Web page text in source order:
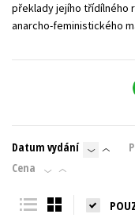
překlady jejího třídílného
anarcho-feministického
Datum vydání
Cena